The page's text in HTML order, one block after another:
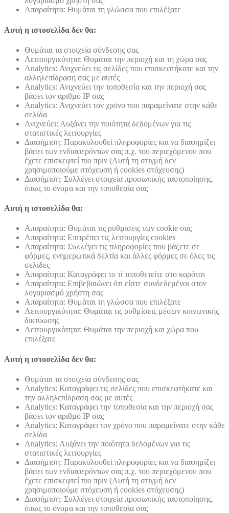
Απαραίτητα: Θυμάται τη γλώσσα που επιλέξατε
Αυτή η ιστοσελίδα δεν θα:
Θυμάται τα στοιχεία σύνδεσης σας
Λειτουργικότητα: Θυμάται την περιοχή και τη χώρα σας
Analytics: Ανιχνεύει τις σελίδες που επισκεφτήκατε και την
αλληλεπίδραση σας με αυτές
Analytics: Ανιχνεύει την τοποθεσία και την περιοχή σας
βάσει τον αριθμό ΙΡ σας
Analytics: Ανιχνεύει τον χρόνο που παραμείνατε στην κάθε
σελίδα
Ανιχνεύει: Αυξάνει την ποιότητα δεδομένων για τις
στατιστικές λειτουργίες
Διαφήμιση: Παρακολουθεί πληροφορίες και να διαφημίζει
βάσει των ενδιαφερόντων σας π.χ. του περιεχόμενου που
έχετε επισκεφτεί πιο πριν (Αυτή τη στιγμή δεν
χρησιμοποιούμε στόχευση ή cookies στόχευσης)
Διαφήμιση: Συλλέγει στοιχεία προσωπικής ταυτοποίησης,
όπως το όνομα και την τοποθεσία σας
Αυτή η ιστοσελίδα θα:
Απαραίτητα: Θυμάται τις ρυθμίσεις των cookie σας
Απαραίτητα: Επιτρέπει τις λειτουργίες cookies
Απαραίτητα: Συλλέγει τις πληροφορίες που βάζετε σε
φόρμες, ενημερωτικά δελτία και άλλες φόρμες σε όλες τις
σελίδες
Απαραίτητα: Καταγράφει το τί τοποθετείτε στο καρότσι
Απαραίτητα: Επιβεβαιώνει ότι είστε συνδεδεμένοι στον
λογαριασμό χρήστη σας
Απαραίτητα: Θυμάται τη γλώσσα που επιλέξατε
Λειτουργικότητα: Θυμάται τις ρυθμίσεις μέσων κοινωνικής
δικτύωσης
Λειτουργικότητα: Θυμάται την περιοχή και χώρα που
επιλέξατε
Αυτή η ιστοσελίδα δεν θα:
Θυμάται τα στοιχεία σύνδεσης σας
Analytics: Καταγράφει τις σελίδες που επισκεφτήκατε και
την αλληλεπίδραση σας με αυτές
Analytics: Καταγράφει την τοποθεσία και την περιοχή σας
βάσει τον αριθμό ΙΡ σας
Analytics: Καταγράφει τον χρόνο που παραμείνατε στην κάθε
σελίδα
Analytics: Αυξάνει την ποιότητα δεδομένων για τις
στατιστικές λειτουργίες
Διαφήμιση: Παρακολουθεί πληροφορίες και να διαφημίζει
βάσει των ενδιαφερόντων σας π.χ. του περιεχόμενου που
έχετε επισκεφτεί πιο πριν (Αυτή τη στιγμή δεν
χρησιμοποιούμε στόχευση ή cookies στόχευσης)
Διαφήμιση: Συλλέγει στοιχεία προσωπικής ταυτοποίησης,
όπως το όνομα και την τοποθεσία σας